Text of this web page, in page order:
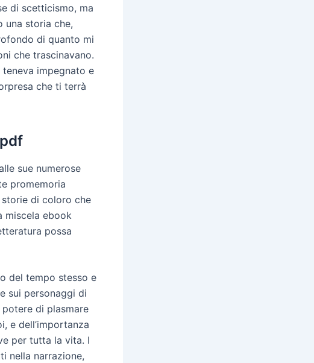
di scetticismo, ma
una storia che,
di quanto mi
che trascinavano.
impegnato e
che ti terrà
sue numerose
promemoria
storie di coloro che
miscela ebook
possa
del tempo stesso e
sui personaggi di
di plasmare
e dell’importanza
per tutta la vita. I
nella narrazione,